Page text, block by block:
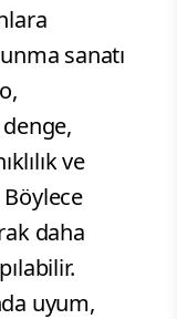
sanatı
ve
daha
uyum,